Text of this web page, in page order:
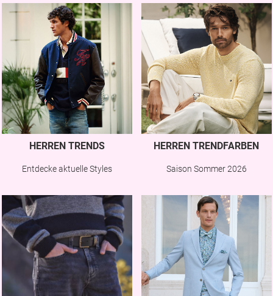
HERREN TRENDS
Entdecke aktuelle Styles
HERREN TRENDFARBEN
Saison Sommer 2026